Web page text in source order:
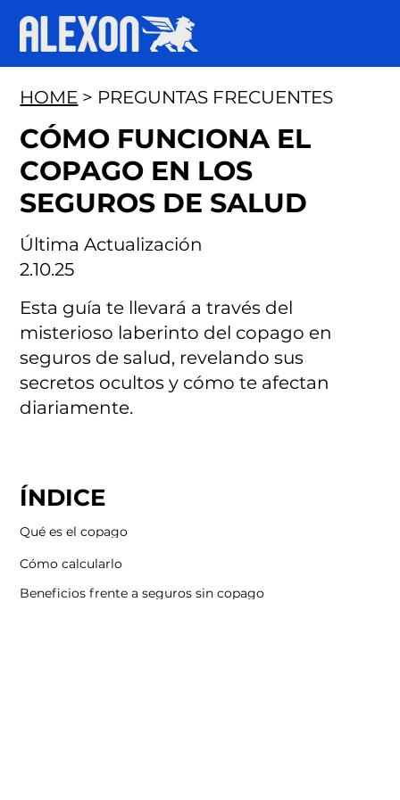
ÍNDICE
Qué es el copago
Cómo calcularlo
Beneficios frente a seguros sin copago
Última Actualización
2.10.25
HOME > PREGUNTAS FRECUENTES
CÓMO FUNCIONA EL
COPAGO EN LOS
SEGUROS DE SALUD
Esta guía te llevará a través del
misterioso laberinto del copago en
seguros de salud, revelando sus
secretos ocultos y cómo te afectan
diariamente.